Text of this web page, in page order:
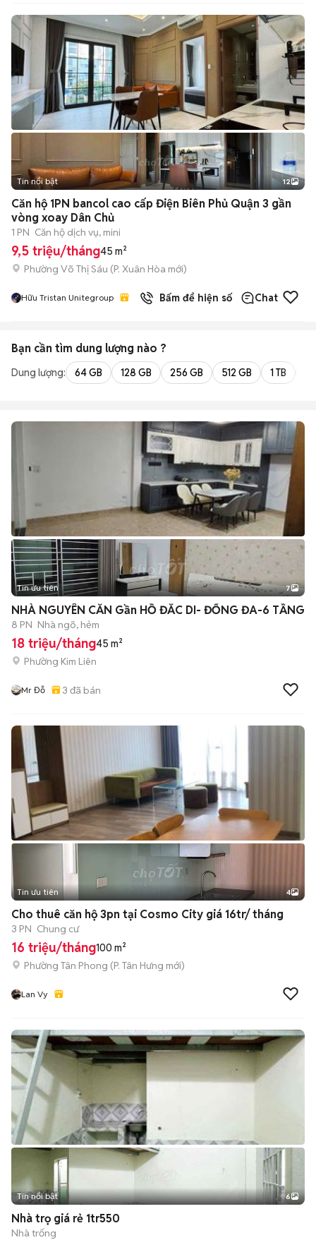
+2
Tin nổi bật 12
Căn hộ 1PN bancol cao cấp Điện Biên Phủ Quận 3 gần
vòng xoay Dân Chủ
1 PN Căn hộ dịch vụ, mini
9,5 triệu/tháng45 m²
Phường Võ Thị Sáu (P. Xuân Hòa mới)
Hữu Tristan Unitegroup Bấm để hiện số Chat
Bạn cần tìm dung lượng nào ?
Dung lượng: 64 GB 128 GB 256 GB 512 GB 1 TB
+2
Tin ưu tiên 7
NHÀ NGUYÊN CĂN Gần HỒ ĐẮC DI- ĐỐNG ĐA-6 TẦNG
8 PN Nhà ngõ, hẻm
18 triệu/tháng45 m²
Phường Kim Liên
Mr Đỗ 3 đã bán
Tin ưu tiên 4
Cho thuê căn hộ 3pn tại Cosmo City giá 16tr/ tháng
3 PN Chung cư
16 triệu/tháng100 m²
Phường Tân Phong (P. Tân Hưng mới)
Lan Vy
+2
Tin nổi bật 6
Nhà trọ giá rẻ 1tr550
Nhà trống